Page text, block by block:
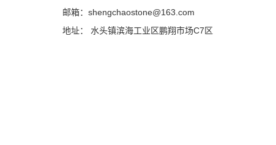
邮箱：shengchaostone@163.com
地址： 水头镇滨海工业区鹏翔市场C7区